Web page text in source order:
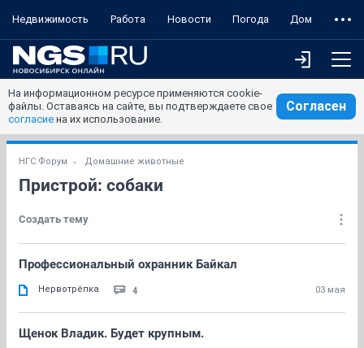
Недвижимость Работа Новости Погода Дом
На информационном ресурсе применяются cookie-
файлы. Оставаясь на сайте, вы подтверждаете свое
согласие на их использование.
Согласен
НГС.Форум Домашние животные
Пристрой: собаки
Создать тему
Профессиональный охранник Байкал
Нервотрёпка 4 03 мая
Щенок Владик. Будет крупным.